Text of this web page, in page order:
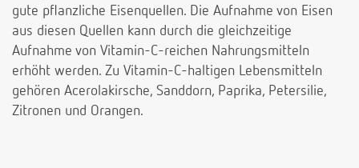
gute pflanzliche Eisenquellen. Die Aufnahme von Eisen
aus diesen Quellen kann durch die gleichzeitige
Aufnahme von Vitamin-C-reichen Nahrungsmitteln
erhöht werden. Zu Vitamin-C-haltigen Lebensmitteln
gehören Acerolakirsche, Sanddorn, Paprika, Petersilie,
Zitronen und Orangen.